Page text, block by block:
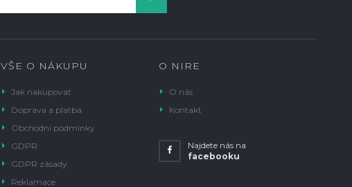
VŠE O NÁKUPU
Jak nakupovat
Doprava a platba
Obchodní podmínky
GDPR
GDPR zásady
Reklamace
O NIRE
O nás
Kontakt
Najdete nás na
facebooku